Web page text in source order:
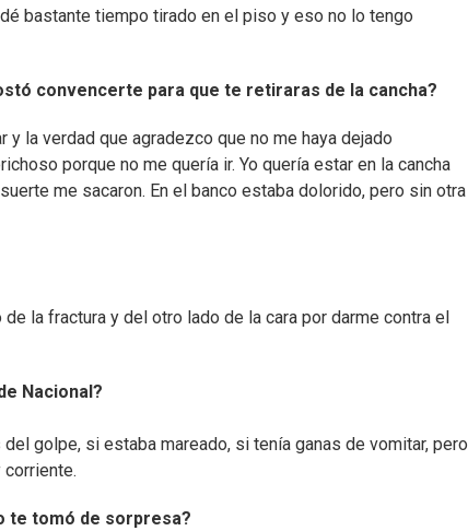
bastante tiempo tirado en el piso y eso no lo tengo
convencerte para que te retiraras de la cancha?
la verdad que agradezco que no me haya dejado
porque no me quería ir. Yo quería estar en la cancha
me sacaron. En el banco estaba dolorido, pero sin otra
la fractura y del otro lado de la cara por darme contra el
Nacional?
golpe, si estaba mareado, si tenía ganas de vomitar, pero
corriente.
te tomó de sorpresa?